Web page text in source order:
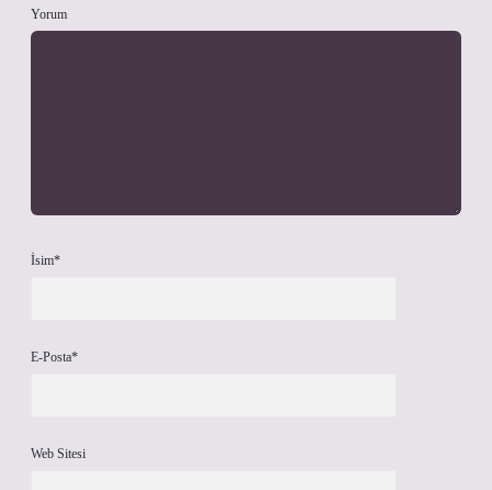
Yorum
İsim*
E-Posta*
Web Sitesi